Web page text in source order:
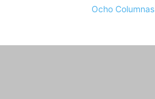
Ocho Columnas